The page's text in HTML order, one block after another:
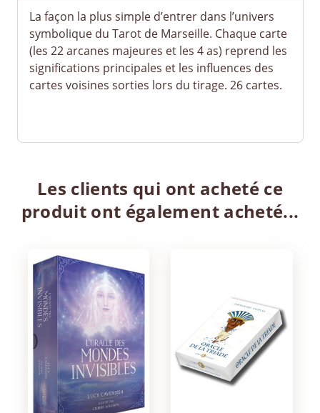
La façon la plus simple d’entrer dans l’univers
symbolique du Tarot de Marseille. Chaque carte
(les 22 arcanes majeures et les 4 as) reprend les
significations principales et les influences des
cartes voisines sorties lors du tirage. 26 cartes.
Les clients qui ont acheté ce
produit ont également acheté...